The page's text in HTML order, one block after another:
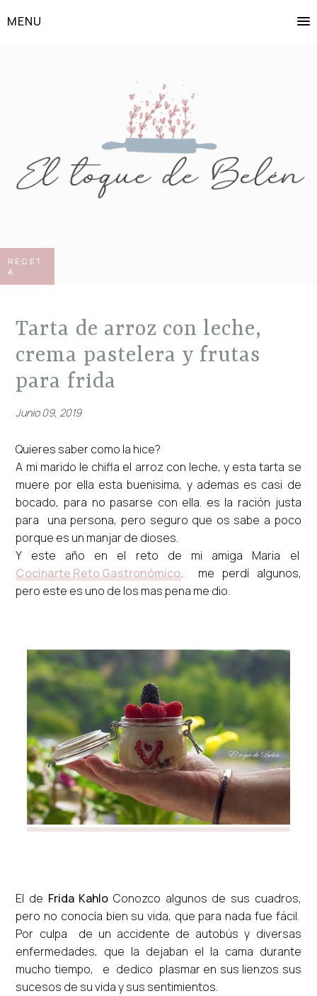
MENU
RECET
A
tarta de arroz con leche,
crema pastelera y frutas
para frida
Junio 09, 2019
Quieres saber como la hice?
A mi marido le chifla el arroz con leche, y esta tarta se
muere por ella esta buenisima, y ademas es casi de
bocado, para no pasarse con ella. es la ración justa
para una persona, pero seguro que os sabe a poco
porque es un manjar de dioses.
Y este año en el reto de mi amiga Maria el
Cocinarte Reto Gastronómico. me perdí algunos,
pero este es uno de los mas pena me dio.
El de Frida KahloConozco algunos de sus cuadros,
pero no conocía bien su vida, que para nada fue fácil.
Por culpa de un accidente de autobús y diversas
enfermedades, que la dejaban el la cama durante
mucho tiempo, e dedico plasmar en sus lienzos sus
sucesos de su vida y sus sentimientos.